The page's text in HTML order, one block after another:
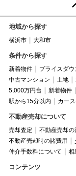
地域から探す
横浜市 大和市
条件から探す
新着物件 プライスダウ
中古マンション
土地
5,000万円台
新着物件
駅から15分以内
カー
不動産売却について
売却査定 不動産売却の
不動産売却時の諸費用
仲介手数料について
相
コンテンツ